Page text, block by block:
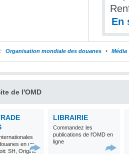
En
Organisation mondiale des douanes Média
de l'OMD
en un
SH, Origine
LIBRAIRIE
Commandez les
publications de l'OMD en
ligne